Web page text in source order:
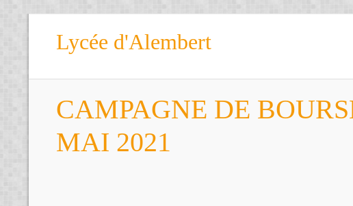
Lycée d'Alembert
CAMPAGNE DE
MAI 2021